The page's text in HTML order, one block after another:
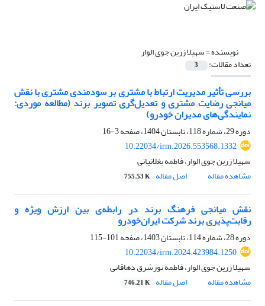
نویسنده =سهیلا زرین جوی الوار
تعداد مقالات: 3
بررسی تأثیر مدیریت ارتباط با مشتری بر سودمندی مشتری با نقش
میانجی رضایت مشتری و تعدیل‌گری تصویر برند (مطالعه موردی:
نمایندگی‌های مدیران خودرو)
دوره 29، شماره 118، تابستان 1404، صفحه
3-16
10.22034/irm.2026.553568.1332
سهیلا زرین جوی الوار، فاطمه بغلانیانی
مشاهده مقاله
اصل مقاله 755.53 K
نقش میانجی فرهنگ برند در رابطه‌ی بین ارزش ویژه و
رقابت‌پذیری برند شرکت ایران‌خودرو
دوره 28، شماره 114، تابستان 1403، صفحه
101-115
10.22034/irm.2024.423984.1250
سهیلا زرین جوی الوار، فاطمه نورشرق دهاقانی
مشاهده مقاله
اصل مقاله 746.21 K